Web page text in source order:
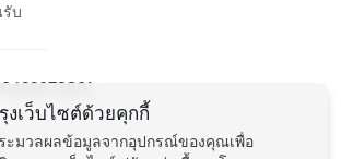
บ
0422673801
งเว็บไซต์ด้วยคุกกี้
ะมวลผลข้อมูลจากอุปกรณ์ของคุณเพื่อ